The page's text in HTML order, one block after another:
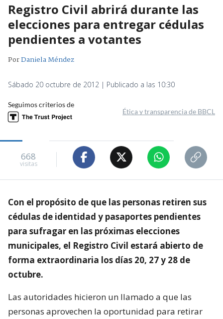
Registro Civil abrirá durante las
elecciones para entregar cédulas
pendientes a votantes
PorDaniela Méndez
Sábado 20 octubre de 2012 | Publicado a las 10:30
Seguimos criterios de
Ética y transparencia de BBCL
668
visitas
Con el propósito de que las personas retiren sus
cédulas de identidad y pasaportes pendientes
para sufragar en las próximas elecciones
municipales, el Registro Civil estará abierto de
forma extraordinaria los días 20, 27 y 28 de
octubre.
Las autoridades hicieron un llamado a que las
personas aprovechen la oportunidad para retirar